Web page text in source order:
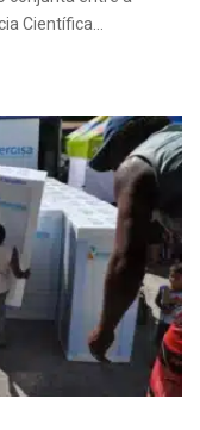
Científica…